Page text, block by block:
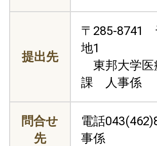
提出先
〒285-8741
地1
東邦大学
課 人事係
問合せ
先
電話
事係